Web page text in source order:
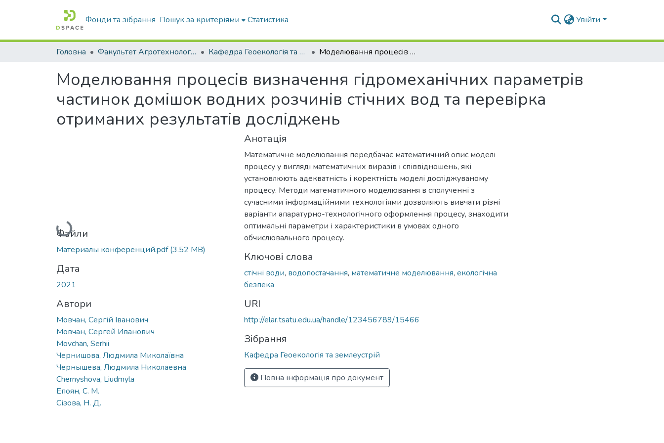
Фонди та зібрання Пошук за критеріями Статистика Увійти
Головна Факультет Агротехнологій та екології Кафедра Геоекологія та землеустрій Моделювання процесів визначення гідромеханічних параметрів частинок домішок водних розчинів стічних вод та перевірка отриманих результатів досліджень
Моделювання процесів визначення гідромеханічних параметрів
частинок домішок водних розчинів стічних вод та перевірка
отриманих результатів досліджень
Вантажиться...
Файли
Материалы конференций.pdf(3.52 MB)
Дата
2021
Автори
Мовчан, Сергій Іванович
Мовчан, Сергей Иванович
Movchan, Serhii
Чернишова, Людмила Миколаївна
Чернышева, Людмила Николаевна
Chernyshova, Liudmyla
Епоян, С. М.
Сізова, Н. Д.
Анотація
Математичне моделювання передбачає математичний опис моделі
процесу у вигляді математичних виразів і співвідношень, які
установлюють адекватність і коректність моделі досліджуваному
процесу. Методи математичного моделювання в сполученні з
сучасними інформаційними технологіями дозволяють вивчати різні
варіанти апаратурно-технологічного оформлення процесу, знаходити
оптимальні параметри і характеристики в умовах одного
обчислювального процесу.
Ключові слова
стічні води, водопостачання, математичне моделювання, екологічна
безпека
URI
http://elar.tsatu.edu.ua/handle/123456789/15466
Зібрання
Кафедра Геоекологія та землеустрій
Повна інформація про документ